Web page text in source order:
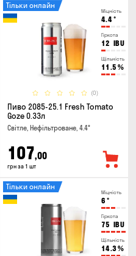
Міцність
4.4°
Гіркота
12 IBU
Щільність
11.5 %
(0)
Тільки онлайн
Пиво 2085-25.1 Fresh Tomato
Goze 0.33л
Світле, Нефільтроване, 4.4°
107,00
грн за 1 шт
Міцність
6 °
Гіркота
75 IBU
Щільність
14.3%
Тільки онлайн